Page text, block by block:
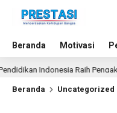
Beranda Motivasi
Indonesia Raih Pengakuan
Beranda Uncategorized